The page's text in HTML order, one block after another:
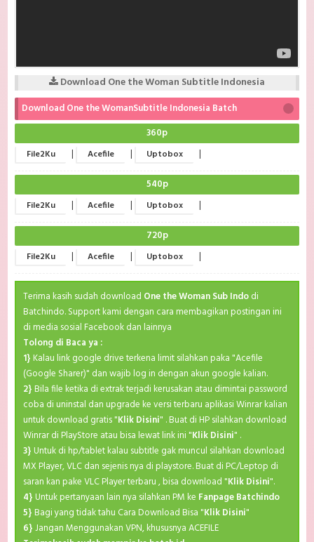
Download One the Woman Subtitle Indonesia
Download One the WomanSubtitle Indonesia Batch
360p
File2Ku | Acefile | Uptobox |
540p
File2Ku | Acefile | Uptobox |
720p
File2Ku | Acefile | Uptobox |
Terima kasih sudah download One the Woman Sub Indodi
Batchindo. Support kami dengan cara membagikan postingan ini
di media sosial Facebook dan lainnya
Tolong di Baca ya :
1} Kalau link google drive terkena limit silahkan paka "Acefile
(Google Sharer)" dan wajib log in dengan akun google kalian.
2} Bila file ketika di extrak terjadi kerusakan atau dimintai password
coba di uninstal dan upgrade ke versi terbaru aplikasi Winrar kalian
untuk download gratis "Klik Disini" . Buat di HP silahkan download
Winrar di PlayStore atau bisa lewat link ini "Klik Disini" .
3} Untuk di hp/tablet kalau subtitle gak muncul silahkan download
MX Player, VLC dan sejenis nya di playstore. Buat di PC/Leptop di
saran kan pake VLC Player terbaru , bisa download "Klik Disini".
4} Untuk pertanyaan lain nya silahkan PM ke Fanpage Batchindo
5} Bagi yang tidak tahu Cara Download Bisa "Klik Disini"
6}Jangan Menggunakan VPN, khususnya ACEFILE